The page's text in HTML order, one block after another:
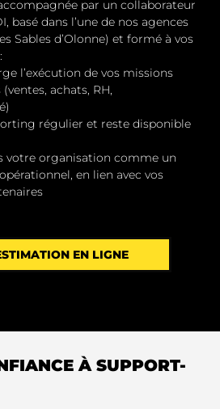
par un collaborateur
, basé dans l’une de nos agences
Sables d’Olonne) et formé à vos
l’exécution de vos missions
achats, RH,
régulier et reste disponible
votre organisation comme un
en lien avec vos
EN LIGNE
À SUPPORT-